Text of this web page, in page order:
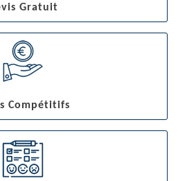
Gratuit
Compétitifs